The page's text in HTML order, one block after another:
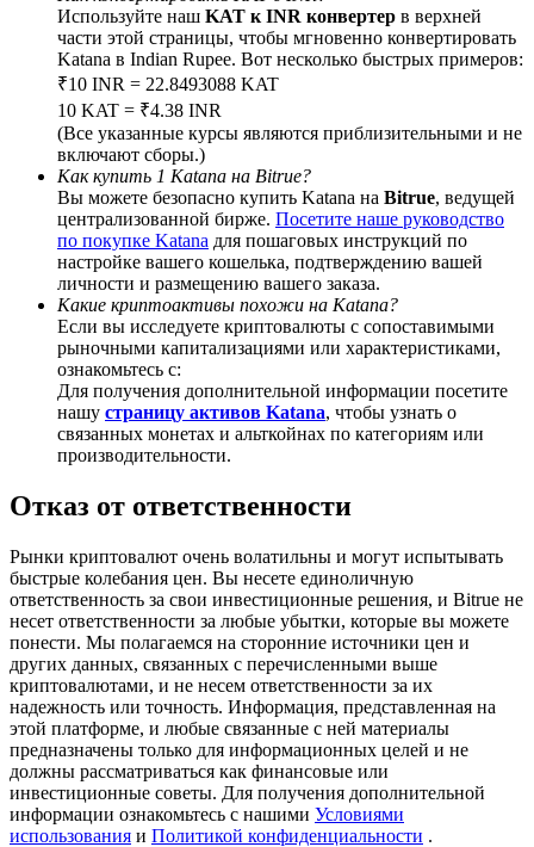
BTC Welcome Rewards
Deposit & Trade BTC to Share 25000 USDT prize pool!
Deposit CASHCAT & Win
Share 500000 CASHCAT prize pool
Exclusive for BitMart Users
Register & Trade to Win 500,000 USDT
Trade Gold & Silver · 33,333 USDT Bonus
USDT New User Exclusive 10% APR
USDT Flexible Staking | Daily Rewards
BTC New User Exclusive: 6.5% APR
Используйте наш KAT к INR конвертер в верхней
части этой страницы, чтобы мгновенно конвертировать
Katana в Indian Rupee. Вот несколько быстрых примеров:
₹10 INR = 22.8493088 KAT
10 KAT = ₹4.38 INR
(Все указанные курсы являются приблизительными и не
включают сборы.)
Как купить 1 Katana на Bitrue?
Вы можете безопасно купить Katana на Bitrue, ведущей
централизованной бирже. Посетите наше руководство
по покупке Katana для пошаговых инструкций по
настройке вашего кошелька, подтверждению вашей
личности и размещению вашего заказа.
Какие криптоактивы похожи на Katana?
Если вы исследуете криптовалюты с сопоставимыми
рыночными капитализациями или характеристиками,
ознакомьтесь с:
Для получения дополнительной информации посетите
нашу страницу активов Katana, чтобы узнать о
связанных монетах и альткойнах по категориям или
производительности.
Отказ от ответственности
Рынки криптовалют очень волатильны и могут испытывать
быстрые колебания цен. Вы несете единоличную
ответственность за свои инвестиционные решения, и Bitrue не
несет ответственности за любые убытки, которые вы можете
понести. Мы полагаемся на сторонние источники цен и
других данных, связанных с перечисленными выше
криптовалютами, и не несем ответственности за их
надежность или точность. Информация, представленная на
этой платформе, и любые связанные с ней материалы
предназначены только для информационных целей и не
должны рассматриваться как финансовые или
инвестиционные советы. Для получения дополнительной
информации ознакомьтесь с нашими Условиями
использования и Политикой конфиденциальности .